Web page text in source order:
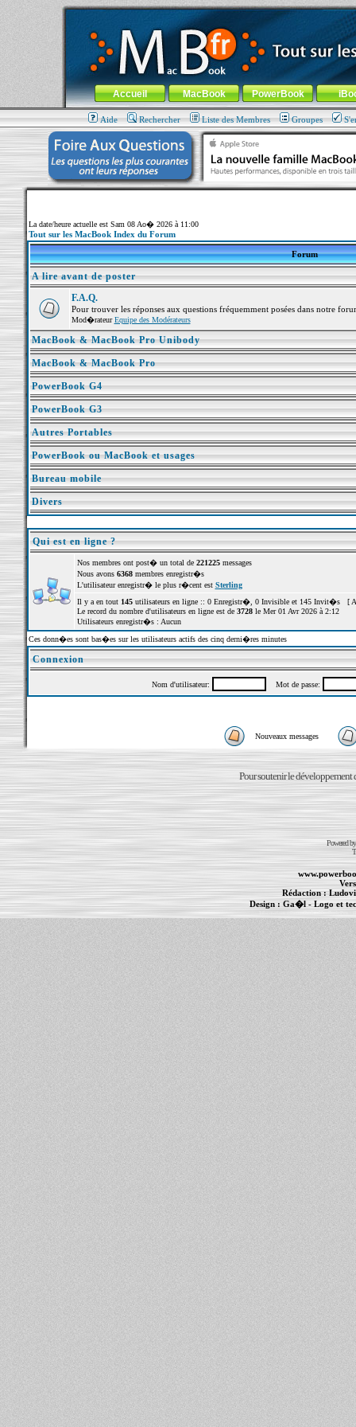
MacBook-fr.com : 100% Apple... 100% nomade !
Aller au contenu-Aller au menu général-Aller au menu de
Menu général
Accueil MacBook PowerBook
Aide Rechercher Liste des Membres Groupes
La date/heure actuelle est Sam 08 Ao� 2026 à 11:00
Tout sur les MacBook Index du Forum
Forum
A lire avant de poster
F.A.Q.
Pour trouver les réponses aux questions fréquemment posées dans notre
Mod�rateurEquipe des Modérateurs
MacBook & MacBook Pro Unibody
MacBook & MacBook Pro
PowerBook G4
PowerBook G3
Autres Portables
PowerBook ou MacBook et usages
Bureau mobile
Divers
Qui est en ligne ?
Nos membres ont post� un total de 221225messages
Nous avons 6368membres enregistr�s
L'utilisateur enregistr� le plus r�cent est Sterling
Il y a en tout 145utilisateurs en ligne :: 0 Enregistr�, 0 Invisible et 145 Invit�s [
Le record du nombre d'utilisateurs en ligne est de 3728le Mer 01 Avr 2026 à 2:12
Utilisateurs enregistr�s : Aucun
Ces donn�es sont bas�es sur les utilisateurs actifs des cinq derni�res minutes
Connexion
Nom d'utilisateur: Mot de passe:
Nouveaux messages
Pour soutenir le développement
Powered
Rédaction :
Design : Ga�l - Logo et